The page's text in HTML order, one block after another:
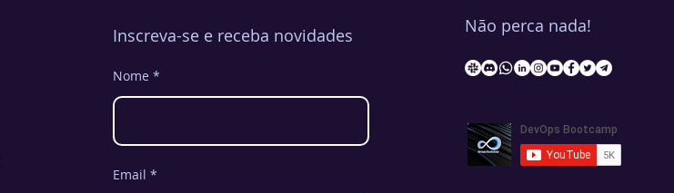
Inscreva-se e receba novidades
Nome
Email
Não perca nada!